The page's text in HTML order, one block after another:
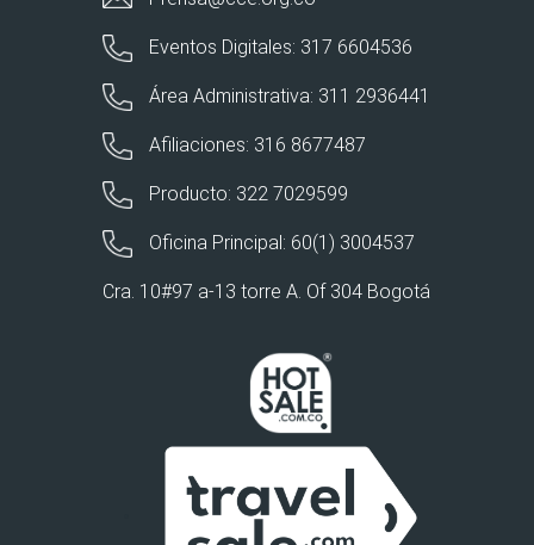
Eventos Digitales: 317 6604536
Área Administrativa: 311 2936441
Afiliaciones: 316 8677487
Producto: 322 7029599
Oficina Principal: 60(1) 3004537
Cra. 10#97 a-13 torre A. Of 304 Bogotá